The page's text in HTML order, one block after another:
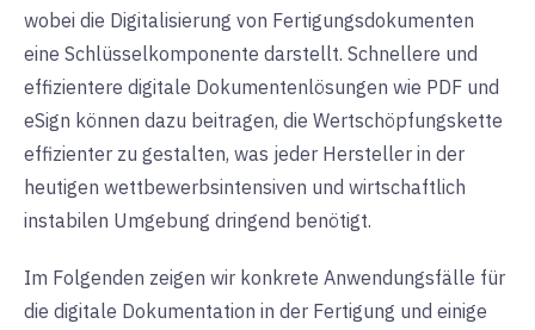
wobei die Digitalisierung von Fertigungsdokumenten
eine Schlüsselkomponente darstellt. Schnellere und
effizientere digitale Dokumentenlösungen wie PDF und
eSign können dazu beitragen, die Wertschöpfungskette
effizienter zu gestalten, was jeder Hersteller in der
heutigen wettbewerbsintensiven und wirtschaftlich
instabilen Umgebung dringend benötigt.
Im Folgenden zeigen wir konkrete Anwendungsfälle für
die digitale Dokumentation in der Fertigung und einige